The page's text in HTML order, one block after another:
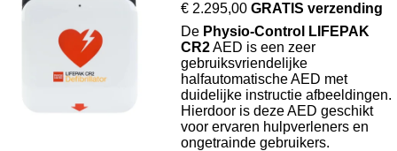
€ 2.295,00 GRATIS verzending
De Physio-Control LIFEPAK
CR2AED is een zeer
gebruiksvriendelijke
halfautomatische AED met
duidelijke instructie afbeeldingen.
Hierdoor is deze AED geschikt
voor ervaren hulpverleners en
ongetrainde gebruikers.